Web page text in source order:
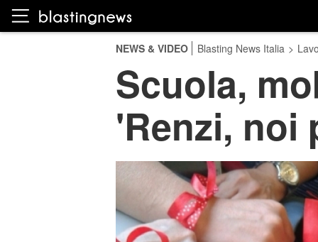
NEWS & VIDEO Blasting News Italia >
Scuola,
'Renzi, noi